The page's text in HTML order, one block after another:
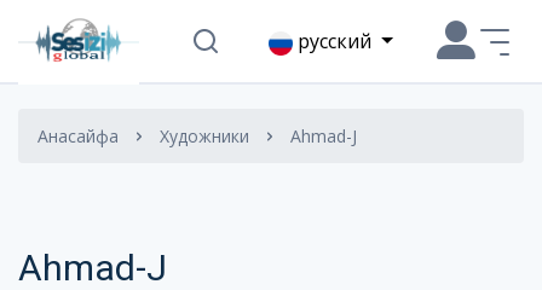
русский
Анасайфа Художники Ahmad-J
Ahmad-J